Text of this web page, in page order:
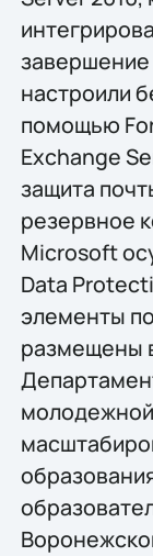
настроили
помощью
Exchange
защита
резервное
Microsoft
Data
элементы
размещены
молодежной